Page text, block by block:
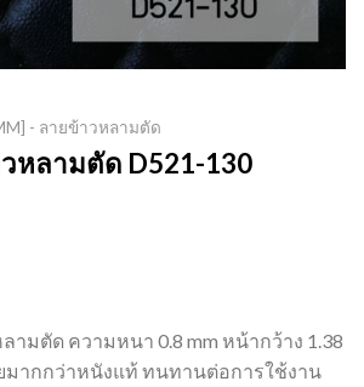
- ลายข้าวหลามตัด
วหลามตัด D521-130
ามตัด ความหนา 0.8 mm หน้ากว้าง 1.38
มากกว่าหนังแท้ ทนทานต่อการใช้งาน